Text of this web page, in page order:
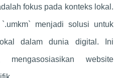
fokus pada konteks lokal.
menjadi solusi untuk
dalam dunia digital. Ini
mengasosiasikan website